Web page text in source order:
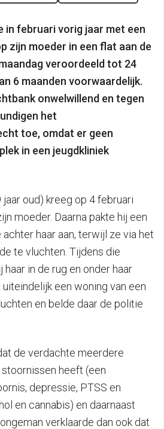
in februari vorig jaar met een
zijn moeder in een flat aan de
veroordeeld tot 24
6 maanden voorwaardelijk.
onwelwillend en tegen
het
toe, omdat er geen
in een jeugdkliniek
jaar oud) kreeg op 4 februari
moeder. Daarna pakte hij een
haar aan, terwijl ze via het
te vluchten. Tijdens die
in de rug en onder haar
een woning van een
en belde daar de politie
de verdachte meerdere
heeft (een
depressie, PTSS en
en cannabis) en daarnaast
verklaarde dan ook dat